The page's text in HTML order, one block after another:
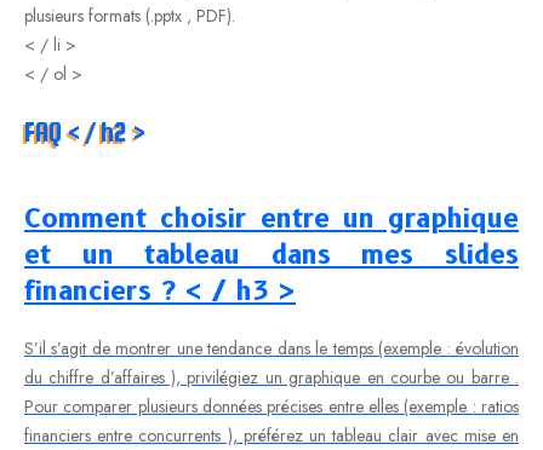
plusieurs formats (.pptx , PDF).
< / li >
< / ol >
FAQ < / h2 >
Comment choisir entre un graphique
et un tableau dans mes slides
financiers ? < / h3 >
S’il s’agit de montrer une tendance dans le temps (exemple : évolution
du chiffre d’affaires ), privilégiez un graphique en courbe ou barre .
Pour comparer plusieurs données précises entre elles (exemple : ratios
financiers entre concurrents ), préférez un tableau clair avec mise en